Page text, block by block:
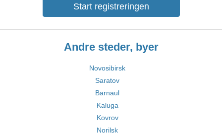
Start registreringen
Andre steder, byer
Novosibirsk
Saratov
Barnaul
Kaluga
Kovrov
Norilsk